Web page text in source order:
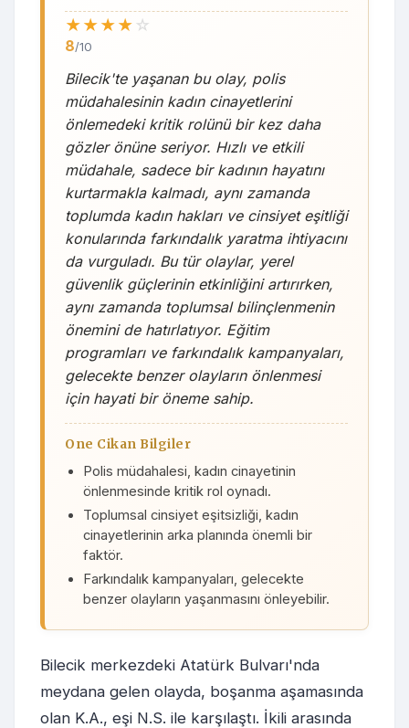
★★★★ ☆
8/10
Bilecik'te yaşanan bu olay, polis
müdahalesinin kadın cinayetlerini
önlemedeki kritik rolünü bir kez daha
gözler önüne seriyor. Hızlı ve etkili
müdahale, sadece bir kadının hayatını
kurtarmakla kalmadı, aynı zamanda
toplumda kadın hakları ve cinsiyet eşitliği
konularında farkındalık yaratma ihtiyacını
da vurguladı. Bu tür olaylar, yerel
güvenlik güçlerinin etkinliğini artırırken,
aynı zamanda toplumsal bilinçlenmenin
önemini de hatırlatıyor. Eğitim
programları ve farkındalık kampanyaları,
gelecekte benzer olayların önlenmesi
için hayati bir öneme sahip.
One Cikan Bilgiler
Polis müdahalesi, kadın cinayetinin
önlenmesinde kritik rol oynadı.
Toplumsal cinsiyet eşitsizliği, kadın
cinayetlerinin arka planında önemli bir
faktör.
Farkındalık kampanyaları, gelecekte
benzer olayların yaşanmasını önleyebilir.
Bilecik merkezdeki Atatürk Bulvarı'nda
meydana gelen olayda, boşanma aşamasında
olan K.A., eşi N.S. ile karşılaştı. İkili arasında